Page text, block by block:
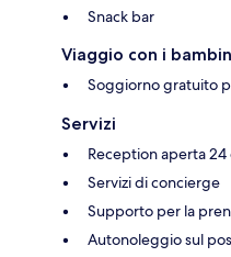
Snack bar
Viaggio con i
Soggiorno gratuito
Servizi
Reception aperta 24
Servizi di concierge
Supporto per la
Autonoleggio sul